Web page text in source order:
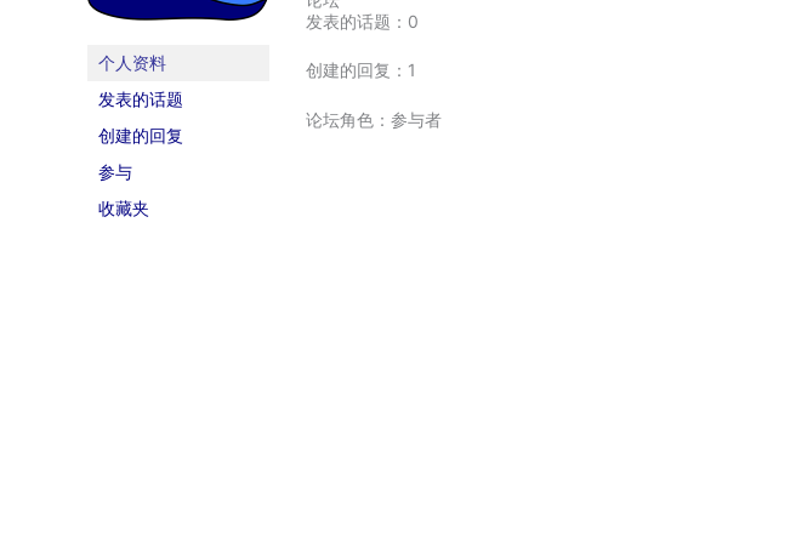
个人资料
发表的话题
创建的回复
参与
收藏夹
发表的话题：0
创建的回复：1
论坛角色：参与者